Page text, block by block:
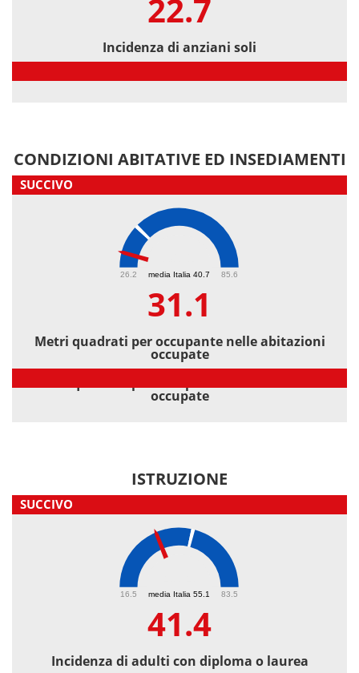
22.7
Incidenza di anziani soli
CONDIZIONI ABITATIVE ED INSEDIAMENTI
SUCCIVO
media Italia 40.7
26.2 85.6
31.1
Metri quadrati per occupante nelle abitazioni
occupate
occupate
ISTRUZIONE
SUCCIVO
media Italia 55.1
16.5 83.5
41.4
Incidenza di adulti con diploma o laurea